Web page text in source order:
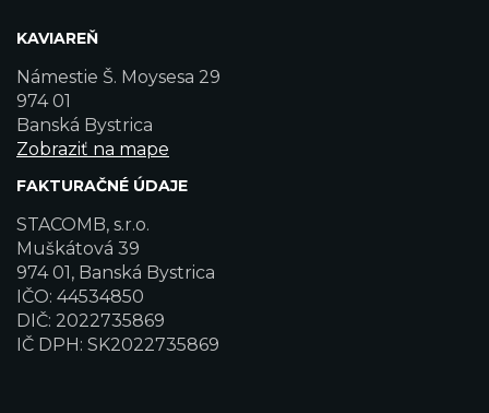
KAVIAREŇ
Námestie Š. Moysesa 29
974 01
Banská Bystrica
Zobraziť na mape
FAKTURAČNÉ ÚDAJE
STACOMB, s.r.o.
Muškátová 39
974 01, Banská Bystrica
IČO: 44534850
DIČ: 2022735869
IČ DPH: SK2022735869